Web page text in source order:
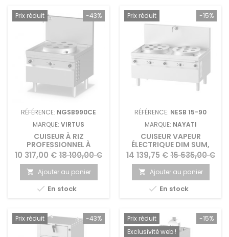
-43%
Prix réduit
RÉFÉRENCE: NGSB990CE
MARQUE: VIRTUS
CUISEUR À RIZ
PROFESSIONNEL À
VAPEUR ÉLECTRIQUE ET
GAZ AVEC KIT DIM-SUM
Prix
10 317,00 € Prix
de
base
18 100,00 €
 Ajouter au panier
 En stock
-15%
Prix réduit
RÉFÉRENCE: NESB 15-90
MARQUE: NAYATI
CUISEUR VAPEUR
ÉLECTRIQUE DIM SUM,
NAYATI
Prix
14 139,75 € Prix
de
base
16 635,00 €
 Ajouter au panier
 En stock
-43%
Prix réduit -15%
Prix réduit
Exclusivité web !